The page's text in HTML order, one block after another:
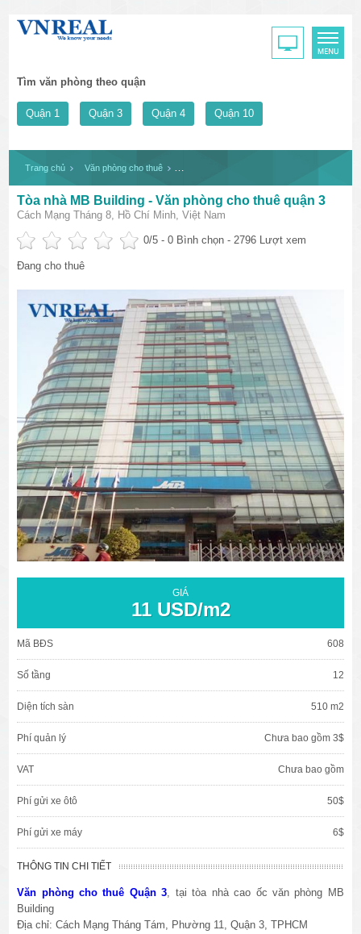
Tìm văn phòng theo quận
Quận 1 Quận 3 Quận 4 Quận 10
Trang chủ Văn phòng cho thuê
Tòa nhà MB Building - Văn phòng cho thuê quận 3
Cách Mạng Tháng 8, Hồ Chí Minh, Việt Nam
0/5 -0 Bình chọn - 2796 Lượt xem
Đang cho thuê
GIÁ
11 USD/m2
Mã BĐS 608
Số tầng 12
Diện tích sàn 510 m2
Phí quản lý Chưa bao gồm 3$
VAT Chưa bao gồm
Phí gửi xe ôtô 50$
Phí gửi xe máy 6$
THÔNG TIN CHI TIẾT
Văn phòng cho thuê Quận 3, tại tòa nhà cao ốc văn phòng MB
Building
Địa chỉ: Cách Mạng Tháng Tám, Phường 11, Quận 3, TPHCM
văn phòng cho thuê quận 3
văn phòng quận 1
văn phòng quận 3
cao ốc văn phòng quận 1
cao ốc văn phòng quận 3